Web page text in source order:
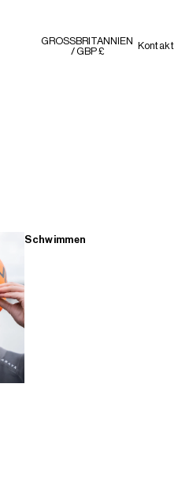
Schwimmen
GROSSBRITANNIEN
/ GBP £
Kontakt